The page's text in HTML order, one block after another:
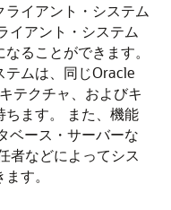
イアント・システム
イアント・システム
ることができます。
テムは、同じOracle
テクチャ、およびキ
ます。
また、機能
ベース・サーバーな
者などによってシス
す。